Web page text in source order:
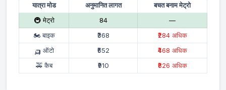
यात्रा मोड अनुमानित लागत
बचत बनाम मेट्रो
🚇 मेट्रो
₹84
—
🏍 बाइक
₹368
₹284 अधिक
🛺 ऑटो
₹552
₹468 अधिक
🚕 कैब
₹910 ₹826 अधिक